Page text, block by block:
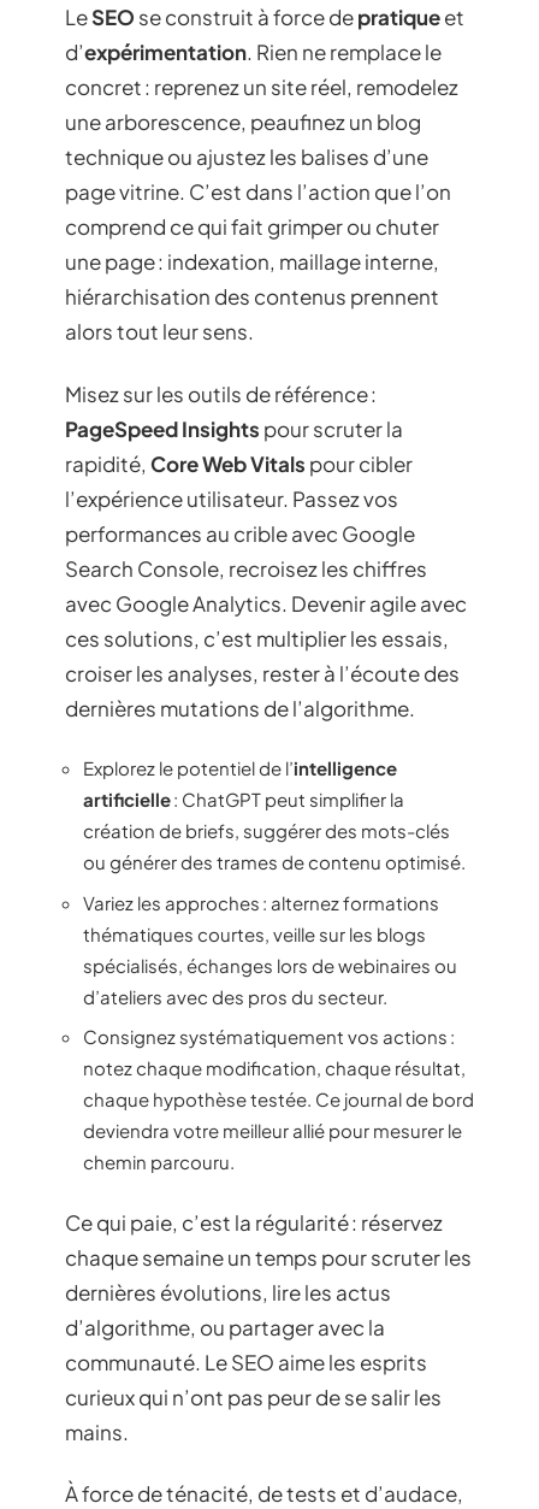
LeSEO se construit à force depratiqueet
d’expérimentation. Rien ne remplace le
concret : reprenez un site réel, remodelez
une arborescence, peaufinez un blog
technique ou ajustez les balises d’une
page vitrine. C’est dans l’action que l’on
comprend ce qui fait grimper ou chuter
une page : indexation, maillage interne,
hiérarchisation des contenus prennent
alors tout leur sens.
Misez sur les outils de référence :
PageSpeed Insights pour scruter la
rapidité, Core Web Vitals pour cibler
l’expérience utilisateur. Passez vos
performances au crible avec Google
Search Console, recroisez les chiffres
avec Google Analytics. Devenir agile avec
ces solutions, c’est multiplier les essais,
croiser les analyses, rester à l’écoute des
dernières mutations de l’algorithme.
Explorez le potentiel de l’intelligence
artificielle: ChatGPT peut simplifier la
création de briefs, suggérer des mots-clés
ou générer des trames de contenu optimisé.
Variez les approches : alternez formations
thématiques courtes, veille sur les blogs
spécialisés, échanges lors de webinaires ou
d’ateliers avec des pros du secteur.
Consignez systématiquement vos actions :
notez chaque modification, chaque résultat,
chaque hypothèse testée. Ce journal de bord
deviendra votre meilleur allié pour mesurer le
chemin parcouru.
Ce qui paie, c’est la régularité : réservez
chaque semaine un temps pour scruter les
dernières évolutions, lire les actus
d’algorithme, ou partager avec la
communauté. Le SEO aime les esprits
curieux qui n’ont pas peur de se salir les
mains.
À force de ténacité, de tests et d’audace,